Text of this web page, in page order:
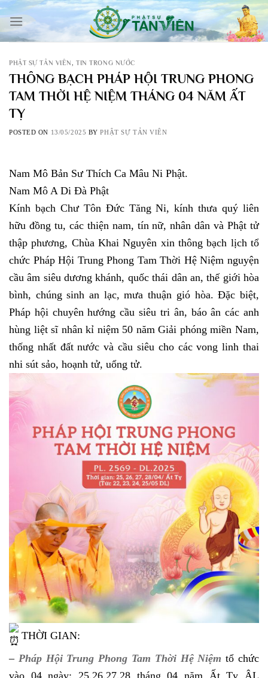
Skip
content
PHẬT SỰ TẢN VIÊN ,TIN TRONG NƯỚC
THÔNG BẠCH PHÁP HỘI TRUNG PHONG
TAM THỜI HỆ NIỆM THÁNG 04 NĂM ẤT
TỴ
POSTED ON 13/05/2025 BYPHẬT SỰ TẢN VIÊN
Nam Mô Bản Sư Thích Ca Mâu Ni Phật.
Nam Mô A Di Đà Phật
Kính bạch Chư Tôn Đức Tăng Ni, kính thưa quý liên
hữu đồng tu, các thiện nam, tín nữ, nhân dân và Phật tử
thập phương, Chùa Khai Nguyên xin thông bạch lịch tổ
chức Pháp Hội Trung Phong Tam Thời Hệ Niệm nguyện
cầu âm siêu dương khánh, quốc thái dân an, thế giới hòa
bình, chúng sinh an lạc, mưa thuận gió hòa. Đặc biệt,
Pháp hội chuyên hướng cầu siêu tri ân, báo ân các anh
hùng liệt sĩ nhân kỉ niệm 50 năm Giải phóng miền Nam,
thống nhất đất nước và cầu siêu cho các vong linh thai
nhi sút sảo, hoạnh tử, uổng tử.
THỜI GIAN:
– Pháp Hội Trung Phong Tam Thời Hệ Niệm tổ chức
vào 04 ngày: 25,26,27,28 tháng 04 năm Ất Tỵ ÂL